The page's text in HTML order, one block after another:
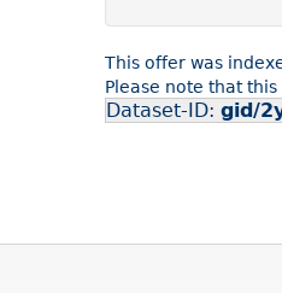
This offer was
Please note that
Dataset-ID: gid/